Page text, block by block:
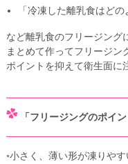
「冷凍した離乳食はど
など離乳食のフリージング
まとめて作ってフリージン
ポイントを抑えて衛生面に
「フリージングのポイン
◦小さく、薄い形が凍りやす